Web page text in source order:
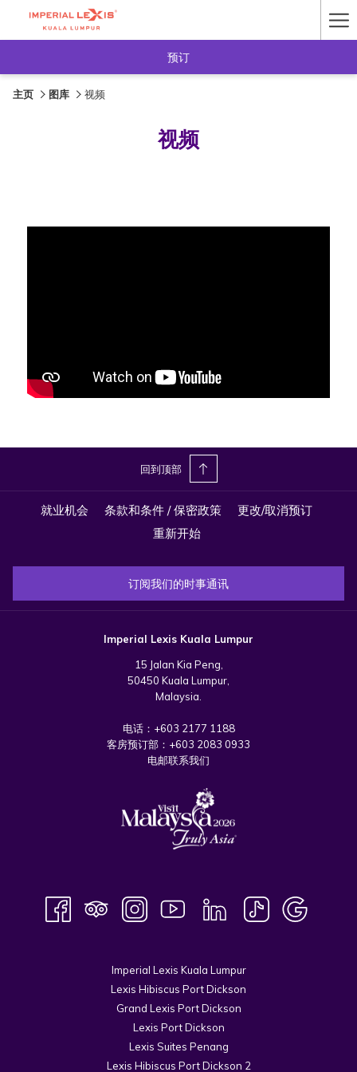
预订
主页 图库 视频
视频
回到顶部
就业机会 条款和条件 / 保密政策
更改/取消预订
重新开始
订阅我们的时事通讯
Imperial Lexis Kuala Lumpur
15 Jalan Kia Peng,
50450 Kuala Lumpur,
Malaysia.
电话： +603 2177 1188
客房预订部： +603 2083 0933
电邮联系我们
Imperial Lexis Kuala Lumpur
Lexis Hibiscus Port Dickson
Grand Lexis Port Dickson
Lexis Port Dickson
Lexis Suites Penang
Lexis Hibiscus Port Dickson 2